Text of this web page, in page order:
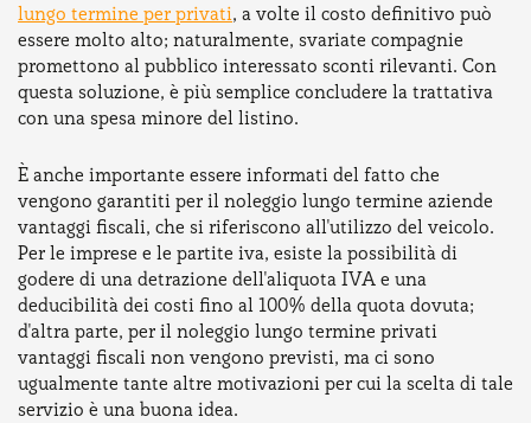
lungo termine per privati, a volte il costo definitivo può
essere molto alto; naturalmente, svariate compagnie
promettono al pubblico interessato sconti rilevanti. Con
questa soluzione, è più semplice concludere la trattativa
con una spesa minore del listino.
È anche importante essere informati del fatto che
vengono garantiti per il noleggio lungo termine aziende
vantaggi fiscali, che si riferiscono all'utilizzo del veicolo.
Per le imprese e le partite iva, esiste la possibilità di
godere di una detrazione dell'aliquota IVA e una
deducibilità dei costi fino al 100% della quota dovuta;
d'altra parte, per il noleggio lungo termine privati
vantaggi fiscali non vengono previsti, ma ci sono
ugualmente tante altre motivazioni per cui la scelta di tale
servizio è una buona idea.